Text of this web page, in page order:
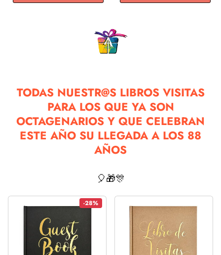
TODAS NUESTR@S LIBROS VISITAS
PARA LOS QUE YA SON
OCTAGENARIOS Y QUE CELEBRAN
ESTE AÑO SU LLEGADA A LOS 88
AÑOS
🎈🎁🎊
-28%